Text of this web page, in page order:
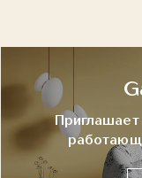
Приглашает